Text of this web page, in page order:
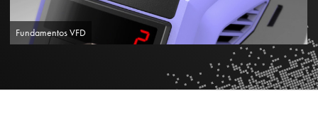
Fundamentos VFD